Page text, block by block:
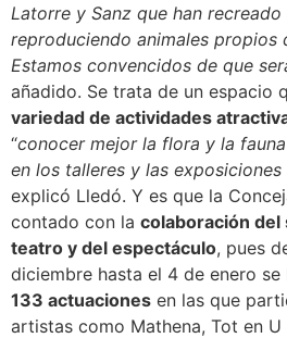
Latorre y Sanz que han
reproduciendo animales propios
Estamos convencidos de que
añadido. Se trata de un espacio
variedad de actividades
“conocer mejor la flora y la
en los talleres y las
explicó Lledó. Y es que la
contado con la colaboración
teatro y del espectáculo, pues
diciembre hasta el 4 de enero se
133 actuaciones en las que
artistas como Mathena, Tot en